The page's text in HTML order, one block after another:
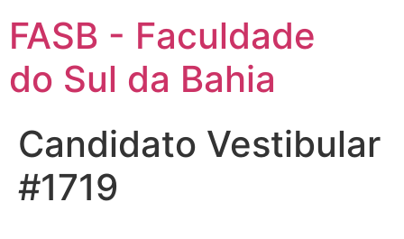
FASB - Faculdade
do Sul da Bahia
Candidato Vestibular
#1719